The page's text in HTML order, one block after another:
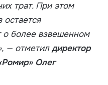
трат. При этом
о более взвешенном
— отметилдиректор
Олег